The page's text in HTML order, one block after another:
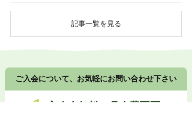
記事一覧を見る
ご入会について、お気軽にお問い合わせ下さい
入会金無料・月会費不要